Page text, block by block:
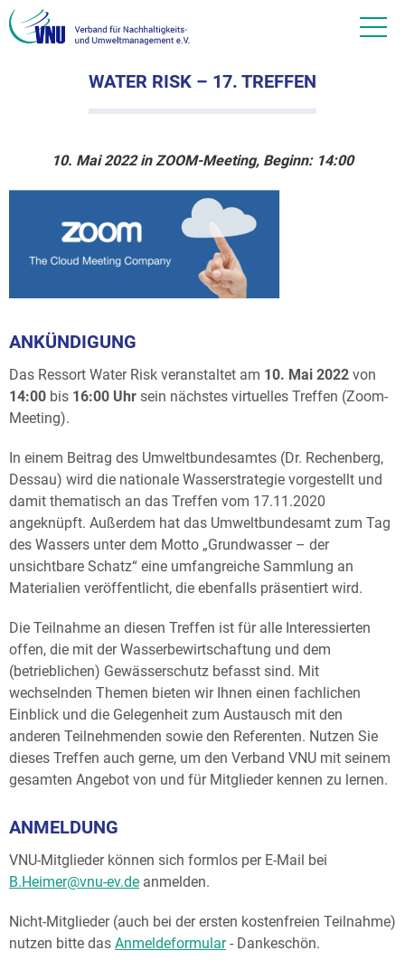
WATER RISK – 17. TREFFEN
10. Mai 2022 in ZOOM-Meeting, Beginn: 14:00
ANKÜNDIGUNG
Das Ressort Water Risk veranstaltet am 10. Mai 2022 von
14:00 bis 16:00 Uhr sein nächstes virtuelles Treffen (Zoom-
Meeting).
In einem Beitrag des Umweltbundesamtes (Dr. Rechenberg,
Dessau) wird die nationale Wasserstrategie vorgestellt und
damit thematisch an das Treffen vom 17.11.2020
angeknüpft. Außerdem hat das Umweltbundesamt zum Tag
des Wassers unter dem Motto „Grundwasser – der
unsichtbare Schatz“ eine umfangreiche Sammlung an
Materialien veröffentlicht, die ebenfalls präsentiert wird.
Die Teilnahme an diesen Treffen ist für alle Interessierten
offen, die mit der Wasserbewirtschaftung und dem
(betrieblichen) Gewässerschutz befasst sind. Mit
wechselnden Themen bieten wir Ihnen einen fachlichen
Einblick und die Gelegenheit zum Austausch mit den
anderen Teilnehmenden sowie den Referenten. Nutzen Sie
dieses Treffen auch gerne, um den Verband VNU mit seinem
gesamten Angebot von und für Mitglieder kennen zu lernen.
ANMELDUNG
VNU-Mitglieder können sich formlos per E-Mail bei
B.Heimer@vnu-ev.de anmelden.
Nicht-Mitglieder (auch bei der ersten kostenfreien Teilnahme)
nutzen bitte das Anmeldeformular- Dankeschön.